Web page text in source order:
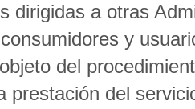
dirigidas a otras
y
del
prestación del